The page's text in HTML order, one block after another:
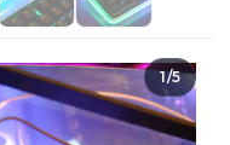
1/5